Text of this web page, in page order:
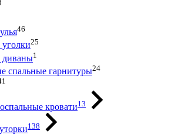
46
25
диваны1
спальные гарнитуры24
кровати13
138